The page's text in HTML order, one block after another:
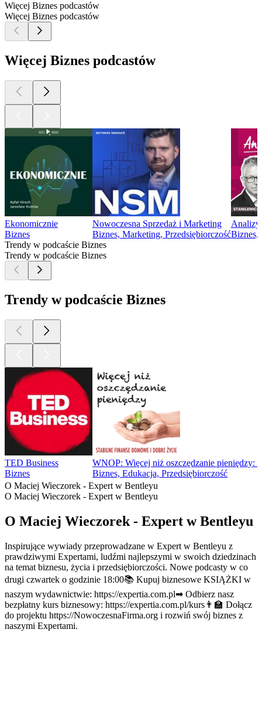
Więcej Biznes podcastów
Więcej Biznes podcastów
Więcej Biznes podcastów
Ekonomicznie
Biznes
Nowoczesna Sprzedaż i Marketing
Biznes, Marketing, PrzedsiębiorczośćBiznes,
Trendy w podcaście Biznes
Trendy w podcaście Biznes
Trendy w podcaście Biznes
TED Business
Biznes
WNOP: Więcej niż oszczędzanie pieniędzy:
Biznes, Edukacja, Przedsiębiorczość
O Maciej Wieczorek - Expert w Bentleyu
O Maciej Wieczorek - Expert w Bentleyu
O Maciej Wieczorek - Expert w Bentleyu
Inspirujące wywiady przeprowadzane w Expert w Bentleyu z
prawdziwymi Expertami, ludźmi najlepszymi w swoich dziedzinach
na temat biznesu, życia i przedsiębiorczości. Nowe podcasty w co
drugi czwartek o godzinie 18:00📚 Kupuj biznesowe KSIĄŻKI w
naszym wydawnictwie: https://expertia.com.pl➡ Odbierz nasz
bezpłatny kurs biznesowy: https://expertia.com.pl/kurs👨‍🏫 Dołącz
do projektu https://NowoczesnaFirma.org i rozwiń swój biznes z
naszymi Expertami.